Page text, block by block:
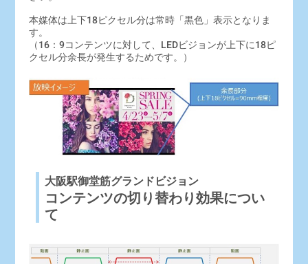
本媒体は上下18ピクセル分は常時「黒色」表示となりま
す。
（16：9コンテンツに対して、LEDビジョンが上下に18ピ
クセル分余長が発生するためです。）
大阪駅御堂筋グランドビジョン
コンテンツの切り替わり効果につい
て